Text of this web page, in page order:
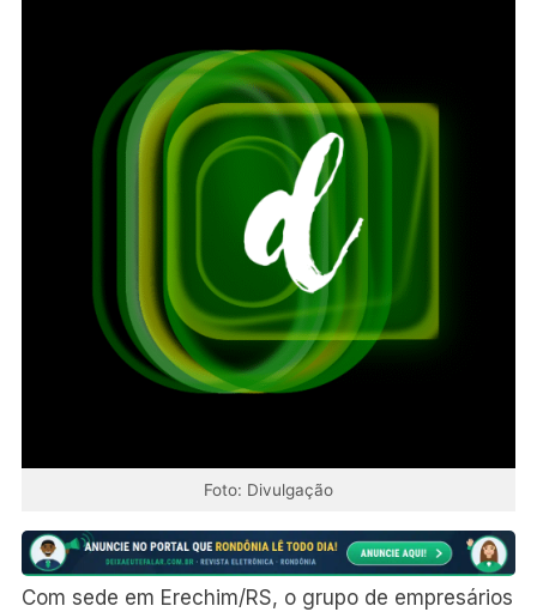
Foto: Divulgação
Com sede em Erechim/RS, o grupo de empresários